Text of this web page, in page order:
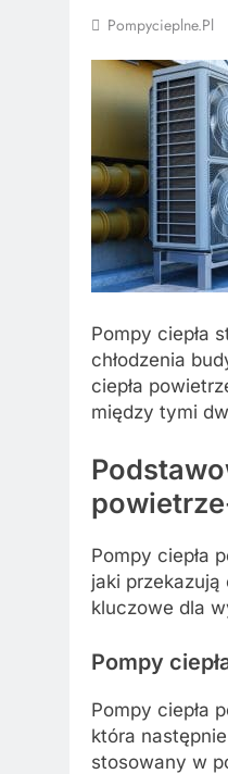
Pompycieplne.pl
Pompy ciepła
chłodzenia
ciepła
między tymi
Pompy ciepła
jaki przekazują
kluczowe dla
Pompy
Pompy ciepła
która
stosowany w